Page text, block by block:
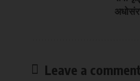
Leave a